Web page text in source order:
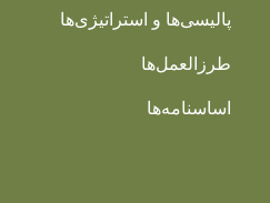
پالیسی‌ها و استراتیژی‌ها
طرزالعمل‌ها
اساسنامه‌ها